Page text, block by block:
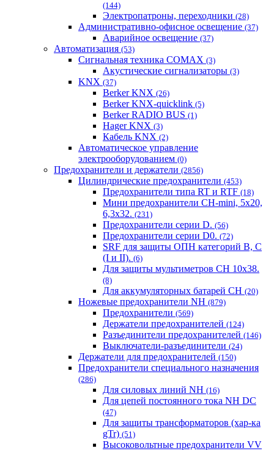
(144)
Электропатроны, переходники (28)
Административно-офисное освещение (37)
Аварийное освещение (37)
Автоматизация (53)
Сигнальная техника COMAX (3)
Акустические сигнализаторы (3)
KNX (37)
Berker KNX (26)
Berker KNX-quicklink (5)
Berker RADIO BUS (1)
Hager KNX (3)
Кабель KNX (2)
Автоматическое управление
электрооборудованием (0)
Предохранители и держатели (2856)
Цилиндрические предохранители (453)
Предохранители типа RT и RTF (18)
Мини предохранители CH-mini, 5x20,
6,3x32. (231)
Предохранители серии D. (56)
Предохранители серии D0. (72)
SRF для защиты ОПН категорий B, C
(I и II). (6)
Для защиты мультиметров CH 10х38.
(8)
Для аккумуляторных батарей CH (20)
Ножевые предохранители NH (879)
Предохранители (569)
Держатели предохранителей (124)
Разъединители предохранителей (146)
Выключатели-разъединители (24)
Держатели для предохранителей (150)
Предохранители специального назначения
(286)
Для силовых линий NH (16)
Для цепей постоянного тока NH DC
(47)
Для защиты трансформаторов (хар-ка
gTr) (51)
Высоковольтные предохранители VV